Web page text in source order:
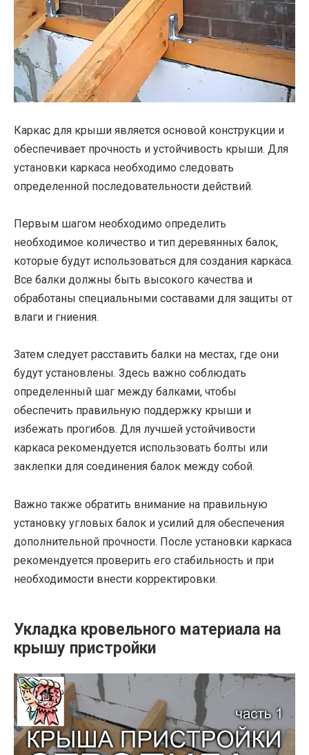
Каркас для крыши является основой конструкции и
обеспечивает прочность и устойчивость крыши. Для
установки каркаса необходимо следовать
определенной последовательности действий.
Первым шагом необходимо определить
необходимое количество и тип деревянных балок,
которые будут использоваться для создания каркаса.
Все балки должны быть высокого качества и
обработаны специальными составами для защиты от
влаги и гниения.
Затем следует расставить балки на местах, где они
будут установлены. Здесь важно соблюдать
определенный шаг между балками, чтобы
обеспечить правильную поддержку крыши и
избежать прогибов. Для лучшей устойчивости
каркаса рекомендуется использовать болты или
заклепки для соединения балок между собой.
Важно также обратить внимание на правильную
установку угловых балок и усилий для обеспечения
дополнительной прочности. После установки каркаса
рекомендуется проверить его стабильность и при
необходимости внести корректировки.
Укладка кровельного материала на
крышу пристройки